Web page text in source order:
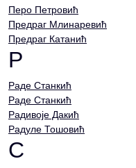
Перо Петровић
Предраг Млинаревић
Предраг Катанић
Р
Раде Станкић
Раде Станкић
Радивоје Дакић
Радуле Тошовић
С